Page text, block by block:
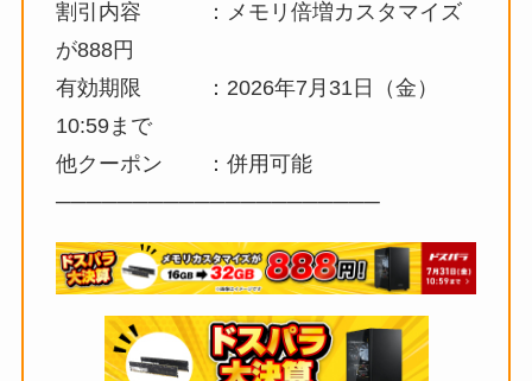
割引内容 ：メモリ倍増カスタマイズ
が888円
有効期限 ：2026年7月31日（金）
10:59まで
他クーポン ：併用可能
─────────────────────